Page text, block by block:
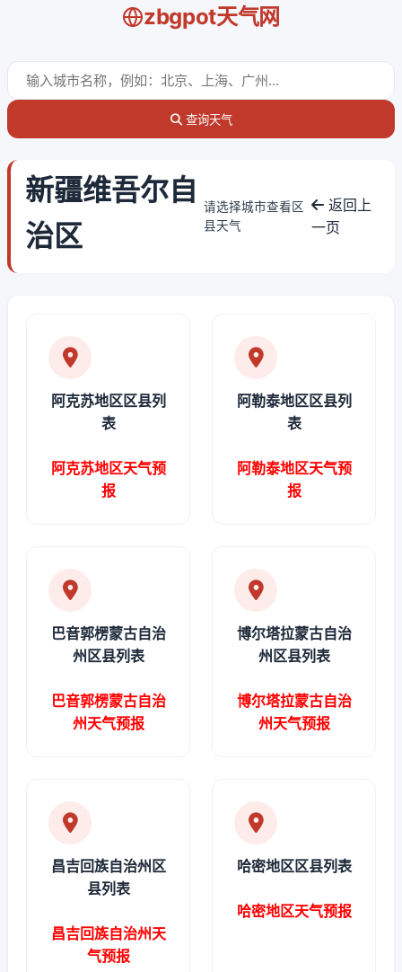
zbgpot天气网
查询天气
新疆维吾尔自
治区
请选择城市查看区
县天气
返回上
一页
阿克苏地区区县列
表
阿克苏地区天气预
报
阿勒泰地区区县列
表
阿勒泰地区天气预
报
巴音郭楞蒙古自治
州区县列表
巴音郭楞蒙古自治
州天气预报
博尔塔拉蒙古自治
州区县列表
博尔塔拉蒙古自治
州天气预报
昌吉回族自治州区
县列表
昌吉回族自治州天
气预报
哈密地区区县列表
哈密地区天气预报